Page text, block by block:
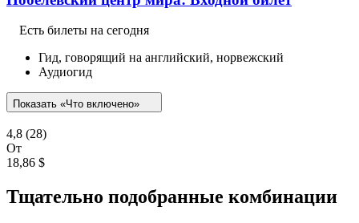
Есть билеты на сегодня
Гид, говорящий на английский, норвежский
Аудиогид
Показать «Что включено»
4,8 (28)
От
18,86 $
Тщательно подобранные комбинации